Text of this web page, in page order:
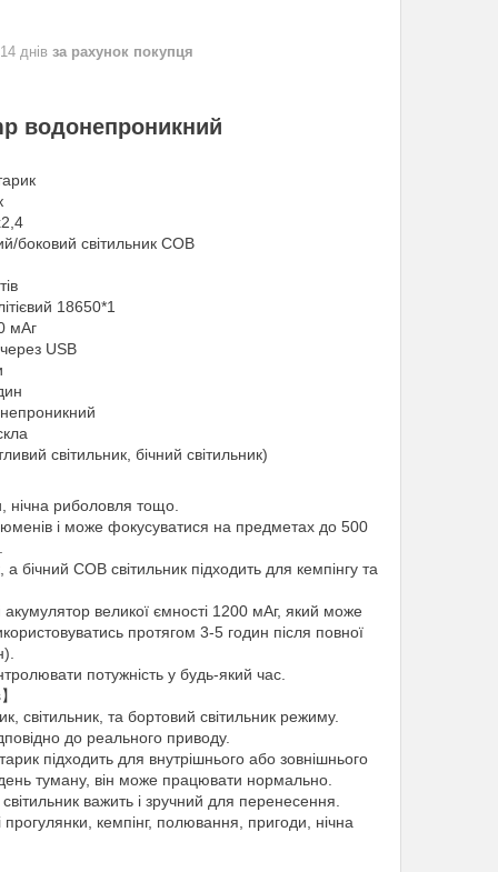
днів за рахунок покупця
водонепроникний
боковий світильник COB
18650*1
мАг
USB
світильник, бічний світильник)
нічна риболовля тощо.
і може фокусуватися на предметах до 500
бічний COB світильник підходить для кемпінгу та
акумулятор великої ємності 1200 мАг, який може
протягом 3-5 годин після повної
потужність у будь-який час.
світильник, та бортовий світильник режиму.
до реального приводу.
підходить для внутрішнього або зовнішнього
туману, він може працювати нормально.
важить і зручний для перенесення.
прогулянки, кемпінг, полювання, пригоди, нічна